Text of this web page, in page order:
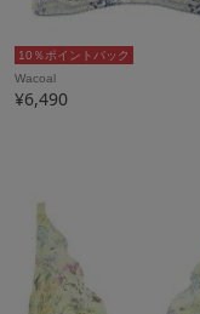
10％ポイントバック
Wacoal
¥6,490